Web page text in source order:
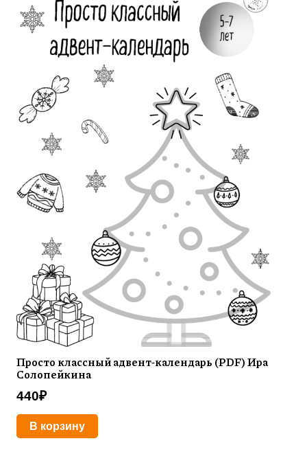
Просто классный адвент-календарь (PDF) Ира
Солопейкина
440₽
В корзину